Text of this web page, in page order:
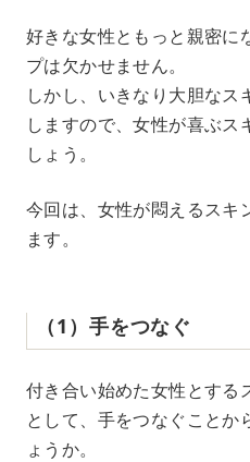
好きな女性ともっと親密に
プは欠かせません。
しかし、いきなり大胆な
しますので、女性が喜ぶス
しょう。
今回は、女性が悶えるスキ
ます。
（1）手をつなぐ
付き合い始めた女性とする
として、手をつなぐことか
ょうか。